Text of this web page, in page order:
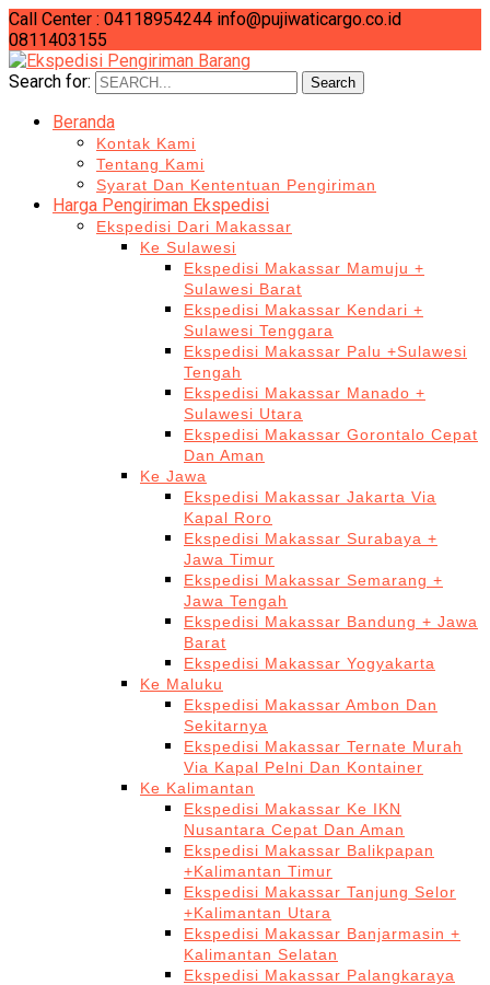
Call Center : 04118954244 info@pujiwaticargo.co.id
0811403155
Search for:
Search
Beranda
Kontak Kami
Tentang Kami
Syarat Dan Kententuan Pengiriman
Harga Pengiriman Ekspedisi
Ekspedisi Dari Makassar
Ke Sulawesi
Ekspedisi Makassar Mamuju +
Sulawesi Barat
Ekspedisi Makassar Kendari +
Sulawesi Tenggara
Ekspedisi Makassar Palu +Sulawesi
Tengah
Ekspedisi Makassar Manado +
Sulawesi Utara
Ekspedisi Makassar Gorontalo Cepat
Dan Aman
Ke Jawa
Ekspedisi Makassar Jakarta Via
Kapal Roro
Ekspedisi Makassar Surabaya +
Jawa Timur
Ekspedisi Makassar Semarang +
Jawa Tengah
Ekspedisi Makassar Bandung + Jawa
Barat
Ekspedisi Makassar Yogyakarta
Ke Maluku
Ekspedisi Makassar Ambon Dan
Sekitarnya
Ekspedisi Makassar Ternate Murah
Via Kapal Pelni Dan Kontainer
Ke Kalimantan
Ekspedisi Makassar Ke IKN
Nusantara Cepat Dan Aman
Ekspedisi Makassar Balikpapan
+Kalimantan Timur
Ekspedisi Makassar Tanjung Selor
+Kalimantan Utara
Ekspedisi Makassar Banjarmasin +
Kalimantan Selatan
Ekspedisi Makassar Palangkaraya